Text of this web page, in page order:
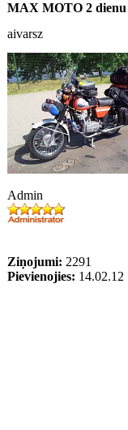
MAX MOTO 2
aivarsz
Admin
Ziņojumi: 2291
Pievienojies: 14.02.12